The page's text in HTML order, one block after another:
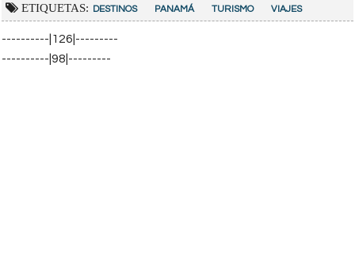
ETIQUETAS: DESTINOS PANAMÁ TURISMO VIAJES
----------|126|---------
----------|98|---------